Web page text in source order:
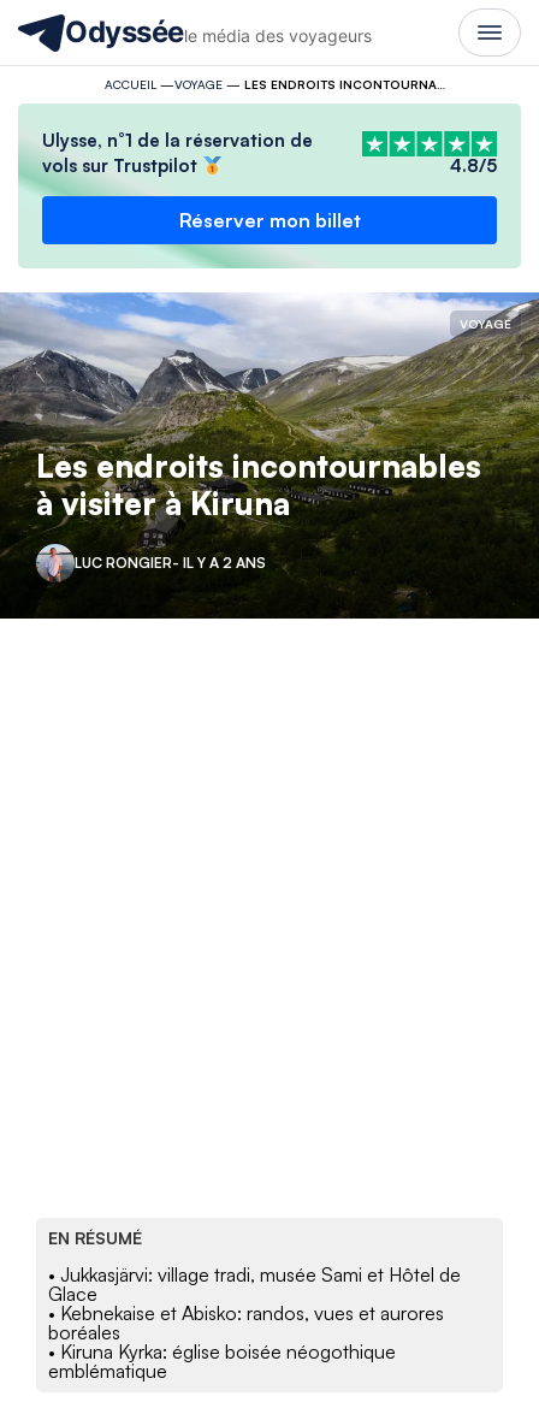
Odysséele média des voyageurs
ACCUEIL —VOYAGE— LES ENDROITS INCONTOURNABLES À VISITER À KIRUNA
Ulysse, n°1 de la réservation de
vols sur Trustpilot
4.8/5
Réserver mon billet
VOYAGE
Les endroits incontournables
à visiter à Kiruna
LUC RONGIER- IL Y A 2 ANS
EN RÉSUMÉ
• Jukkasjärvi: village tradi, musée Sami et Hôtel de
Glace
• Kebnekaise et Abisko: randos, vues et aurores
boréales
• Kiruna Kyrka: église boisée néogothique
emblématique